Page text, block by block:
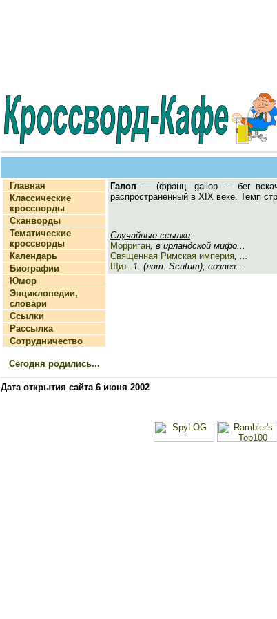
Главная
Классические
кроссворды
Сканворды
Тематические
кроссворды
Календарь
Биографии
Юмор
Энциклопедии,
словари
Ссылки
Рассылка
Сотрудничество
Сегодня родились...
Галоп — (франц. gallop — бег
распространенный в XIX веке. Темп
Случайные ссылки:
Морриган, в ирландской мифо...
Священная Римская империя, ...
Щит. 1. (лат. Scutum), созвез...
Дата открытия сайта 6 июня 2002